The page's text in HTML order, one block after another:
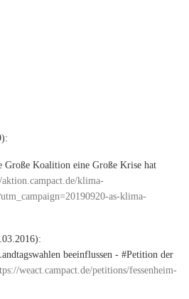
Koalition eine Große Krise hat
klima-
as-klima-
beeinflussen - #Petition der
weact.campact.de/petitions/fessenheim-